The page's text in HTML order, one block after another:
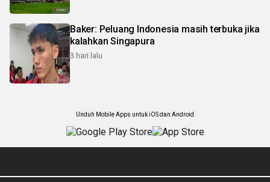
Baker: Peluang Indonesia masih terbuka jika
kalahkan Singapura
3 hari lalu
Unduh Mobile Apps untuk iOS dan Android